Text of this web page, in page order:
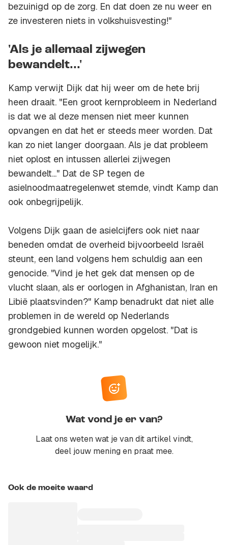
bezuinigd op de zorg. En dat doen ze nu weer en
ze investeren niets in volkshuisvesting!"
'Als je allemaal zijwegen
bewandelt...'
Kamp verwijt Dijk dat hij weer om de hete brij
heen draait. "Een groot kernprobleem in Nederland
is dat we al deze mensen niet meer kunnen
opvangen en dat het er steeds meer worden. Dat
kan zo niet langer doorgaan. Als je dat probleem
niet oplost en intussen allerlei zijwegen
bewandelt..." Dat de SP tegen de
asielnoodmaatregelenwet stemde, vindt Kamp dan
ook onbegrijpelijk.
Volgens Dijk gaan de asielcijfers ook niet naar
beneden omdat de overheid bijvoorbeeld Israël
steunt, een land volgens hem schuldig aan een
genocide. "Vind je het gek dat mensen op de
vlucht slaan, als er oorlogen in Afghanistan, Iran en
Libië plaatsvinden?" Kamp benadrukt dat niet alle
problemen in de wereld op Nederlands
grondgebied kunnen worden opgelost. "Dat is
gewoon niet mogelijk."
Wat vond je er van?
Laat ons weten wat je van dit artikel vindt,
deel jouw mening en praat mee.
Ook de moeite waard